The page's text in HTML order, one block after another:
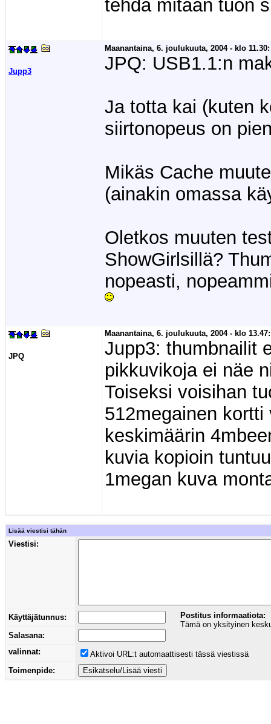
tehdä mitään tuon
Jupp3
Maanantaina, 6. joulukuuta, 2004 - klo 11.30:
JPQ: USB1.1:n
Ja totta kai (kuten
siirtonopeus on
Mikäs Cache
(ainakin omassa
Oletkos muuten
ShowGirlsillä?
nopeasti,
JPQ
Maanantaina, 6. joulukuuta, 2004 - klo 13.47:
Jupp3: thumbnailit
pikkuvikoja ei näe
Toiseksi voisihan
512megainen
keskimäärin
kuvia kopioin
1megan kuva
Lisää viestisi tähän
Viestisi:
Käyttäjätunnus:
Postitus informaatiota:
Tämä on yksityinen
Salasana:
valinnat:
Aktivoi URL:t automaattisesti tässä viestissä
Toimenpide: